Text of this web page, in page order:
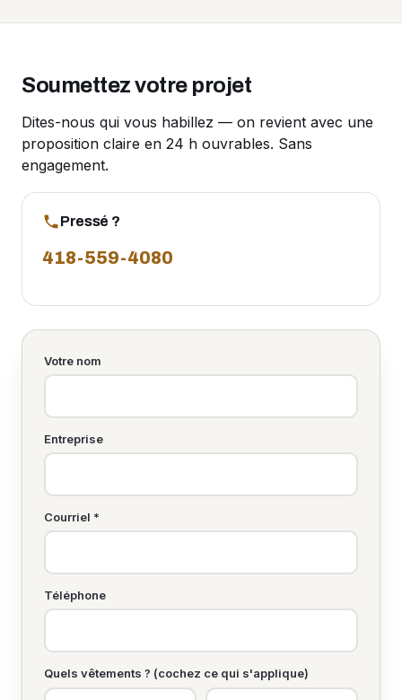
Soumettez votre projet
Dites-nous qui vous habillez — on revient avec une
proposition claire en 24 h ouvrables. Sans
engagement.
Pressé ?
418-559-4080
Votre nom
Entreprise
Courriel *
Téléphone
Quels vêtements ? (cochez ce qui s'applique)